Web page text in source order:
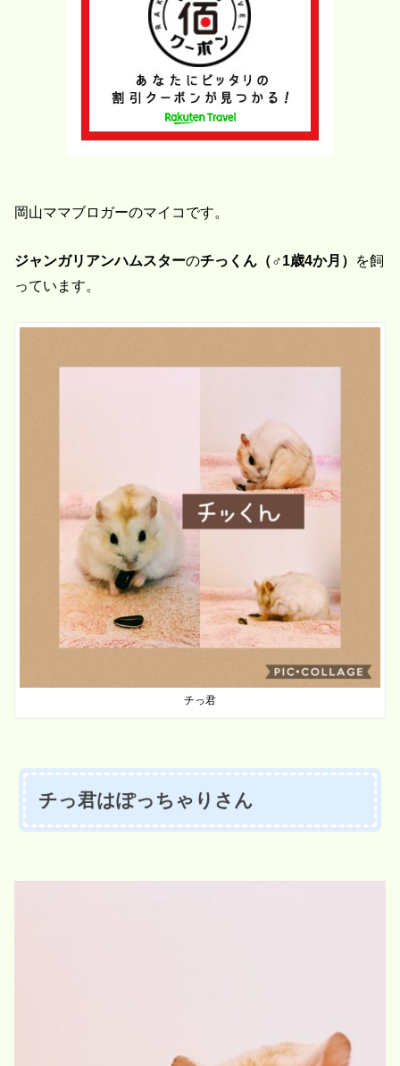
岡山ママブロガーのマイコです。
ジャンガリアンハムスターのチっくん（♂1歳4か月） を飼
っています。
チっ君
チっ君はぽっちゃりさん